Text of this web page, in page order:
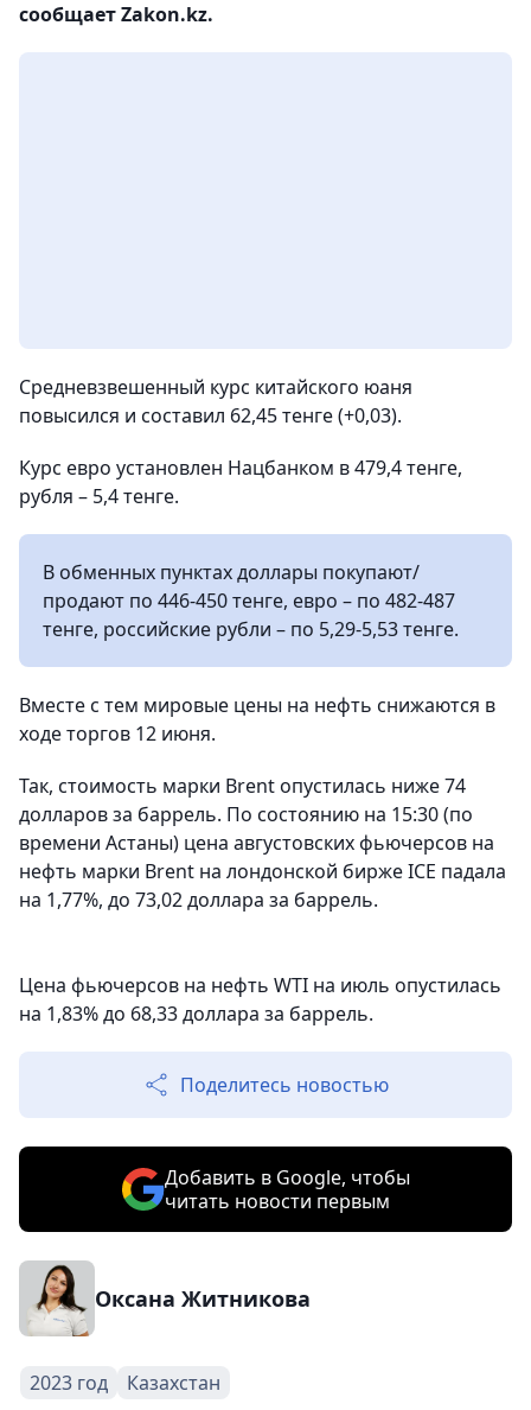
сообщает Zakon.kz.
Средневзвешенный курс китайского юаня
повысился и составил 62,45 тенге (+0,03).
Курс евро установлен Нацбанком в 479,4 тенге,
рубля – 5,4 тенге.
В обменных пунктах доллары покупают/
продают по 446-450 тенге, евро – по 482-487
тенге, российские рубли – по 5,29-5,53 тенге.
Вместе с тем мировые цены на нефть снижаются в
ходе торгов 12 июня.
Так, стоимость марки Brent опустилась ниже 74
долларов за баррель. По состоянию на 15:30 (по
времени Астаны) цена августовских фьючерсов на
нефть марки Brent на лондонской бирже ICE падала
на 1,77%, до 73,02 доллара за баррель.
Цена фьючерсов на нефть WTI на июль опустилась
на 1,83% до 68,33 доллара за баррель.
Поделитесь новостью
Добавить в Google, чтобы
читать новости первым
Оксана Житникова
2023 год Казахстан